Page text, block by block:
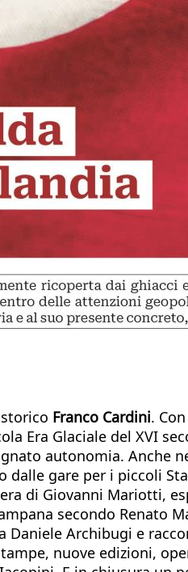
Franco Cardini.
Era Glaciale del XVI
autonomia. Anche
gare per i piccoli
di Giovanni Mariotti,
secondo Renato
Archibugi e
nuove edizioni,